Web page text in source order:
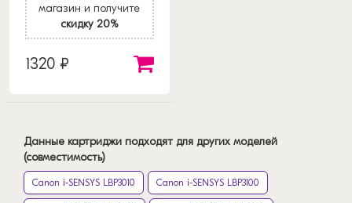
магазин и получите
скидку 20%
1320 ₽
Данные картриджи подходят для других моделей
(совместимость)
Canon i-SENSYS LBP3010 Canon i-SENSYS LBP3100